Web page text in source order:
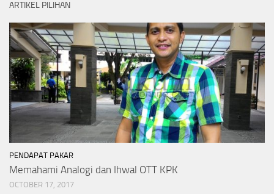
ARTIKEL PILIHAN
PENDAPAT PAKAR
Memahami Analogi dan Ihwal OTT KPK
OCTOBER 17, 2017